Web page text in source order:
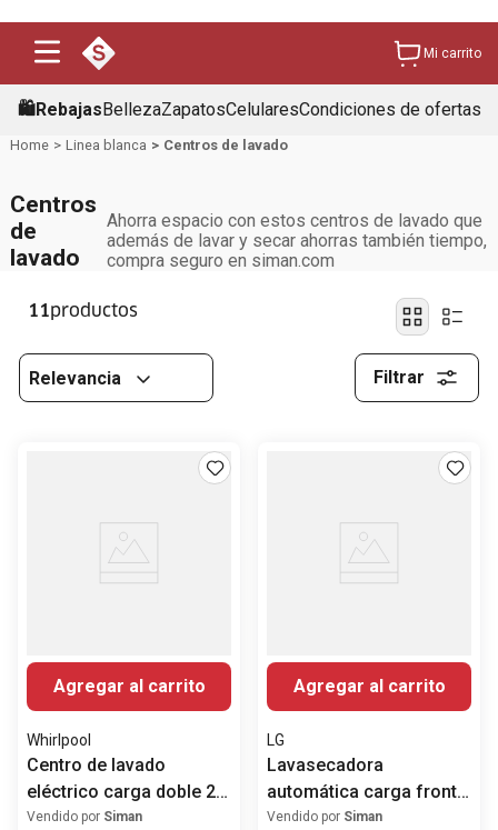
Mi carrito
🛍️RebajasBellezaZapatosCelularesCondiciones de ofertas
Linea blanca Centros de lavado
Centros
de
lavado
Ahorra espacio con estos centros de lavado que
además de lavar y secar ahorras también tiempo,
compra seguro en siman.com
11
Relevancia Filtrar
Agregar al carrito
Whirlpool
Centro de lavado
eléctrico carga doble 20
kg 7MWET4027HW
Vendido por Siman
Agregar al carrito
LG
Lavasecadora
automática carga frontal
inverter AI DD 20 kg /10
Vendido por Siman